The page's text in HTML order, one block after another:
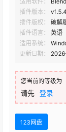
插件版本：
v1.5.4
插件版权：
破解
插件语言：
英语
适用系统：
更新日期：
您当前的等级为
请先 登录
123网盘